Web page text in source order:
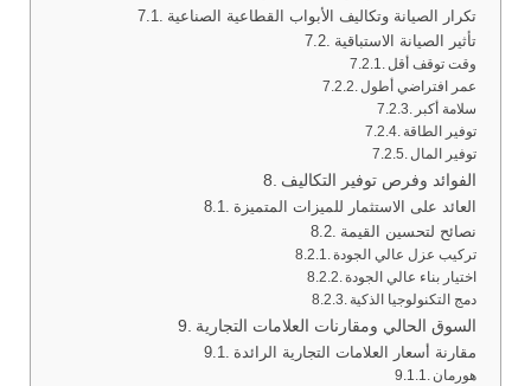
تكرار الصيانة وتكاليف الأبواب القطاعية الصناعية
تأثير الصيانة الاستباقية
وقت توقف أقل
عمر افتراضي أطول
سلامة أكبر
توفير الطاقة
توفير المال
الفوائد وفرص توفير التكاليف
العائد على الاستثمار للميزات المتميزة
نصائح لتحسين القيمة
تركيب عزل عالي الجودة
اختيار بناء عالي الجودة
دمج التكنولوجيا الذكية
السوق الحالي ومقارنات العلامات التجارية
مقارنة أسعار العلامات التجارية الرائدة
هورمان